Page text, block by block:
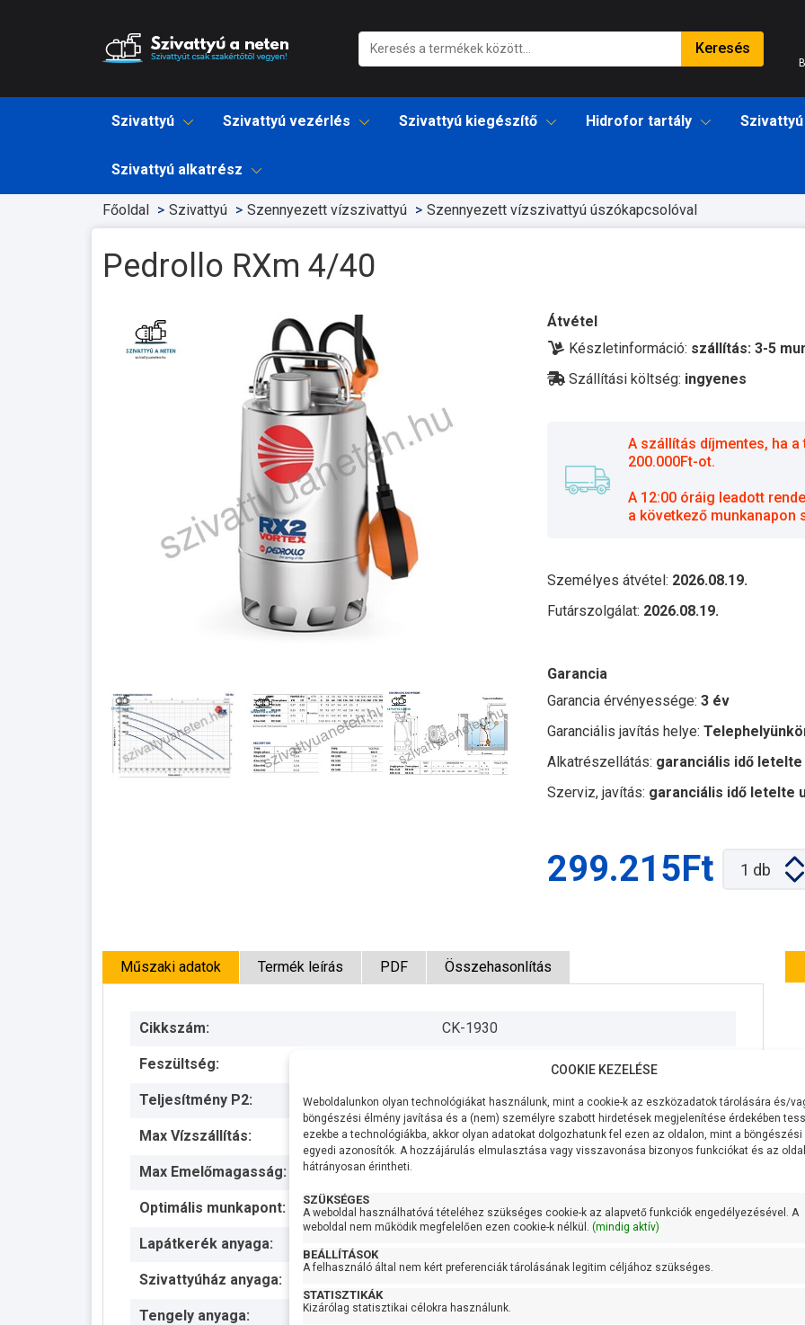
Keresés
Szivattyú Szivattyú vezérlés Szivattyú kiegészítő Hidrofor tartály
Szivattyú alkatrész
Főoldal Szivattyú Szennyezett vízszivattyú Szennyezett vízszivattyú úszókapcsolóval
Pedrollo RXm 4/40
Átvétel
Készletinformáció: szállítás: 3-5
Szállítási költség: ingyenes
A szállítás díjmentes, ha
200.000Ft-ot.
A 12:00 óráig leadott
a következő munkanapon
Személyes átvétel: 2026.08.19.
Futárszolgálat: 2026.08.19.
Garancia
Garancia érvényessége: 3 év
Garanciális javítás helye:
Alkatrészellátás: garanciális idő letelte
Szerviz, javítás: garanciális idő letelte
299.215Ft 1 db
Műszaki adatok Termék leírás PDF Összehasonlítás
Cikkszám: CK-1930
Feszültség:
Teljesítmény P2: 750W
Max Vízszállítás: 340 liter/perc
Max Emelőmagasság:
Optimális munkapont: 6,2 méteren 220 liter/perc
Lapátkerék anyaga:
Szivattyúház anyaga: AISI 304 rozsdamentes acél
Tengely anyaga: AISI 431 rozsdamentes acél
COOKIE KEZELÉSE
Weboldalunkon olyan technológiákat használunk, mint a cookie-k az eszközadatok tárolására és/
böngészési élmény javítása és a (nem) személyre szabott hirdetések megjelenítése érdekében
ezekbe a technológiákba, akkor olyan adatokat dolgozhatunk fel ezen az oldalon, mint a
egyedi azonosítók. A hozzájárulás elmulasztása vagy visszavonása bizonyos funkciókat és az
hátrányosan érintheti.
SZÜKSÉGES
A weboldal használhatóvá tételéhez szükséges cookie-k az alapvető funkciók engedélyezésével. A
weboldal nem működik megfelelően ezen cookie-k nélkül. (mindig aktív)
BEÁLLÍTÁSOK
A felhasználó által nem kért preferenciák tárolásának legitim céljához szükséges.
STATISZTIKÁK
Kizárólag statisztikai célokra használunk.